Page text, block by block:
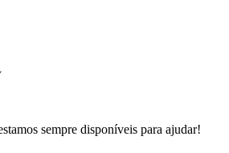
sempre disponíveis para ajudar!